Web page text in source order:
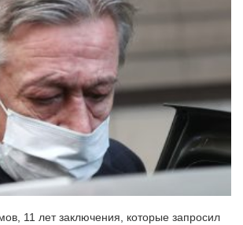
11 лет заключения, которые запросил